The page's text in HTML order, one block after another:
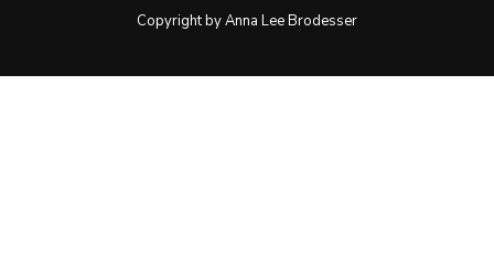
Copyright by Anna Lee Brodesser